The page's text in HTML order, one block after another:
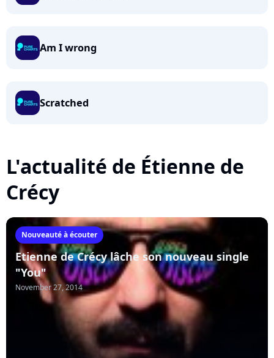
Am I wrong
Scratched
L'actualité de Étienne de
Crécy
Nouveauté à écouter
Etienne de Crécy lâche son nouveau single
"You"
November 27, 2014